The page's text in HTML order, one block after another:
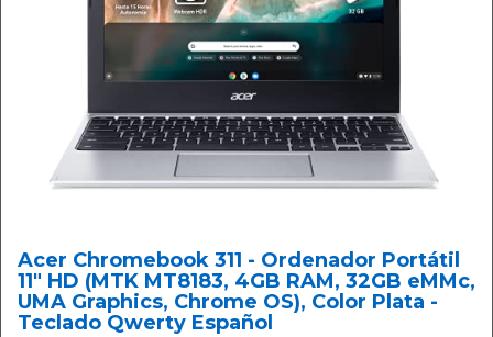
Acer Chromebook 311 - Ordenador Portátil
11" HD (MTK MT8183, 4GB RAM, 32GB eMMc,
UMA Graphics, Chrome OS), Color Plata -
Teclado Qwerty Español